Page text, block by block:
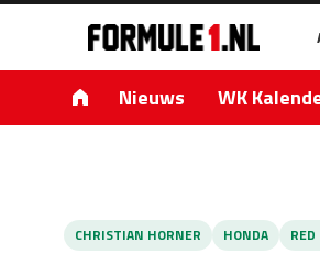
Nieuws WK
CHRISTIAN HORNER HONDA RED